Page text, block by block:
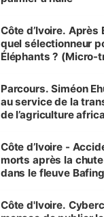
Côte d’Ivoire. Après
quel sélectionneur
Éléphants ? (Micro-
Parcours. Siméon
au service de la
de l’agriculture
Côte d’Ivoire -
morts après la chute
dans le fleuve
des Transports
Côte d'Ivoire.